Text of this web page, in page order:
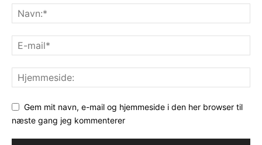
Gem mit navn, e-mail og hjemmeside i den her browser til
næste gang jeg kommenterer